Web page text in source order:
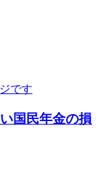
国民年金の損